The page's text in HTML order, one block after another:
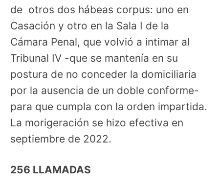
de otros dos hábeas corpus: uno en
Casación y otro en la Sala I de la
Cámara Penal, que volvió a intimar al
Tribunal IV -que se mantenía en su
postura de no conceder la domiciliaria
por la ausencia de un doble conforme-
para que cumpla con la orden impartida.
La morigeración se hizo efectiva en
septiembre de 2022.
256 LLAMADAS